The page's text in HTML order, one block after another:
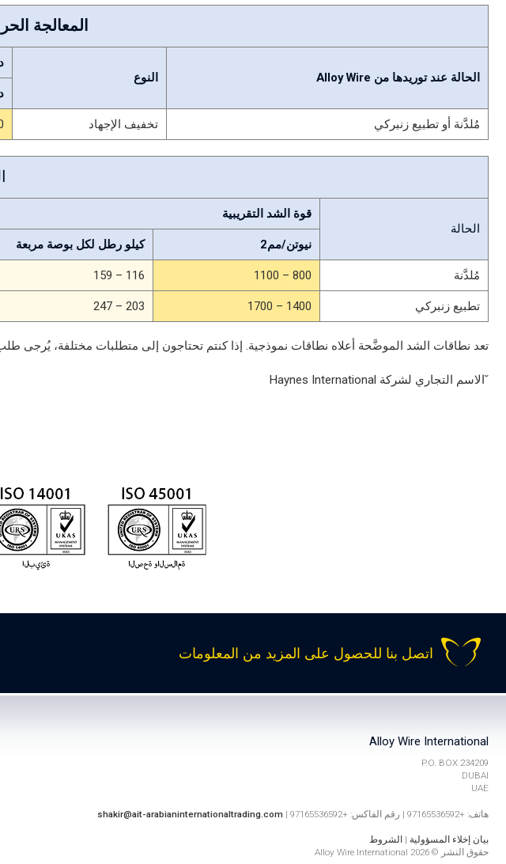
المعالجة
الحالة عند توريدها من Alloy Wire النوع
مُلدَّنة أو تطبيع زنبركي تخفيف الإجهاد
الحالة
قوة الشد التقريبية
نيوتن/مم2 كيلو رطل لكل بوصة مربعة
مُلدَّنة 800 – 1100
116 – 159
تطبيع زنبركي 1400 – 1700
203 – 247
تعد نطاقات الشد الموضَّحة أعلاه نطاقات نموذجية. إذا كنتم تحتاجون إلى متطلبات مختلفة، يُرجى
˘الاسم التجاري لشركة Haynes International
اتصل بنا للحصول على المزيد من المعلومات
Alloy Wire International
P.O. BOX 234209
DUBAI
UAE
هاتف: +97165536592 | رقم الفاكس: +97165536592 | shakir@ait-arabianinternationaltrading.com
بيان إخلاء المسؤولية | الشروط
حقوق النشر © 2026 Alloy Wire International